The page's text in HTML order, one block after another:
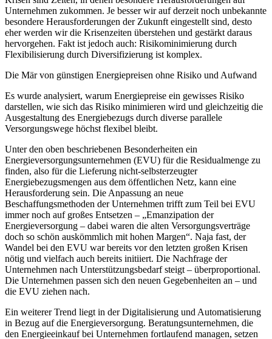
Unternehmen zukommen. Je besser wir auf derzeit noch unbekannte
besondere Herausforderungen der Zukunft eingestellt sind, desto
eher werden wir die Krisenzeiten überstehen und gestärkt daraus
hervorgehen. Fakt ist jedoch auch: Risikominimierung durch
Flexibilisierung durch Diversifizierung ist komplex.
Die Mär von günstigen Energiepreisen ohne Risiko und Aufwand
Es wurde analysiert, warum Energiepreise ein gewisses Risiko
darstellen, wie sich das Risiko minimieren wird und gleichzeitig die
Ausgestaltung des Energiebezugs durch diverse parallele
Versorgungswege höchst flexibel bleibt.
Unter den oben beschriebenen Besonderheiten ein
Energieversorgungsunternehmen (EVU) für die Residualmenge zu
finden, also für die Lieferung nicht-selbsterzeugter
Energiebezugsmengen aus dem öffentlichen Netz, kann eine
Herausforderung sein. Die Anpassung an neue
Beschaffungsmethoden der Unternehmen trifft zum Teil bei EVU
immer noch auf großes Entsetzen – „Emanzipation der
Energieversorgung – dabei waren die alten Versorgungsverträge
doch so schön auskömmlich mit hohen Margen“. Naja fast, der
Wandel bei den EVU war bereits vor den letzten großen Krisen
nötig und vielfach auch bereits initiiert. Die Nachfrage der
Unternehmen nach Unterstützungsbedarf steigt – überproportional.
Die Unternehmen passen sich den neuen Gegebenheiten an – und
die EVU ziehen nach.
Ein weiterer Trend liegt in der Digitalisierung und Automatisierung
in Bezug auf die Energieversorgung. Beratungsunternehmen, die
den Energieeinkauf bei Unternehmen fortlaufend managen, setzen